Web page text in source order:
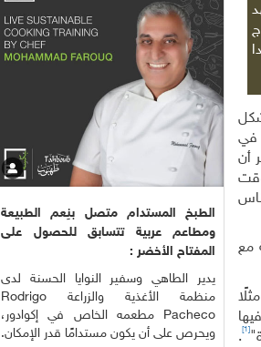
في
أن
مع
يشير فيها
[1]
.
الطبخ المستدام متصل بنِعم الطبيعة
ومطاعم عربية تتسابق للحصول على
المفتاح الأخضر :
يدير الطاهي وسفير النوايا الحسنة لدى
منظمة الأغذية والزراعة Rodrigo
Pacheco مطعمه الخاص في إكوادور،
ويحرص على أن يكون مستدامًا قدر الإمكان.